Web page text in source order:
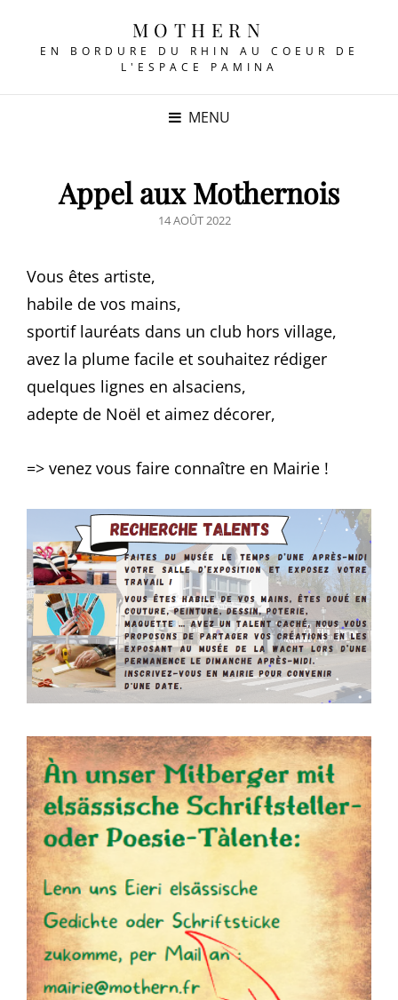
MOTHERN
EN BORDURE DU RHIN AU COEUR DE
L'ESPACE PAMINA
MENU
Appel aux Mothernois
POSTED
14 AOÛT 2022
Vous êtes artiste,
habile de vos mains,
sportif lauréats dans un club hors village,
avez la plume facile et souhaitez rédiger
quelques lignes en alsaciens,
adepte de Noël et aimez décorer,
=> venez vous faire connaître en Mairie !